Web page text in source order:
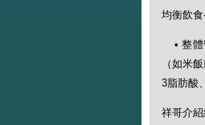
均衡飲食
• 整體
（如米
3脂肪酸
祥哥介紹